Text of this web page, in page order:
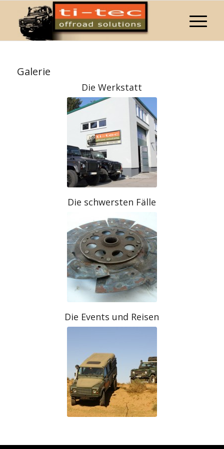
Galerie
Die Werkstatt
Die schwersten Fälle
Die Events und Reisen